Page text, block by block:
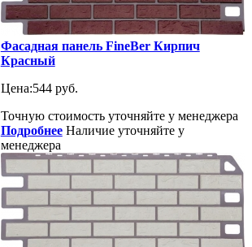
Фасадная панель FineBer Кирпич
Красный
Цена:544 руб.
Точную стоимость уточняйте у менеджера
Подробнее Наличие уточняйте у
менеджера